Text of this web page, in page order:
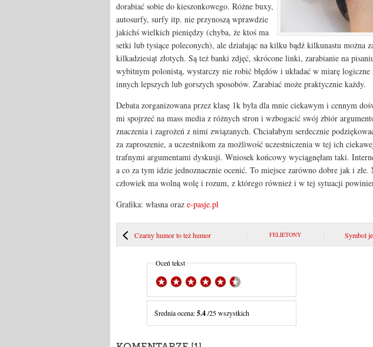
dorabiać sobie do kieszonkowego. Różne buxy,
autosurfy, surfy itp. nie przynoszą wprawdzie
jakichś wielkich pieniędzy (chyba, że ktoś ma
setki lub tysiące poleconych), ale działając na kilku bądź kilkunastu można
kilkadziesiąt złotych. Są też banki zdjęć, skrócone linki, zarabianie na
wybitnym polonistą, wystarczy nie robić błędów i układać w miarę
innych lepszych lub gorszych sposobów. Zarabiać może praktycznie każdy.
Debata zorganizowana przez klasę 1k była dla mnie ciekawym i cennym
mi spojrzeć na mass media z różnych stron i wzbogacić swój zbiór
znaczenia i zagrożeń z nimi związanych. Chciałabym serdecznie
za zaproszenie, a uczestnikom za możliwość uczestniczenia w tej ich
trafnymi argumentami dyskusji. Wniosek końcowy wyciągnęłam taki.
a co za tym idzie jednoznacznie ocenić. To miejsce zarówno dobre jak i złe.
człowiek ma wolną wolę i rozum, z którego również i w tej sytuacji
Grafika: własna oraz e-pasje.pl
Czarny humor to też humor FELIETONY Symbol
Oceń tekst
Średnia ocena:5.4/25 wszystkich